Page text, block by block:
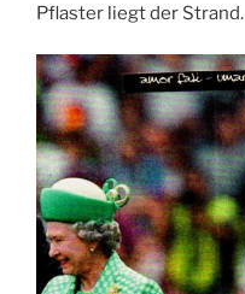
Pflaster liegt der Strand.